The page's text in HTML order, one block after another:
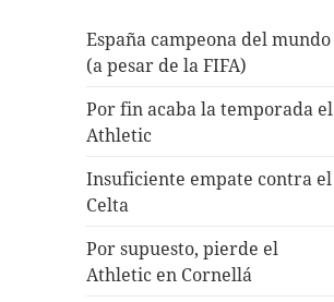
España campeona del mundo
(a pesar de la FIFA)
Por fin acaba la temporada el
Athletic
Insuficiente empate contra el
Celta
Por supuesto, pierde el
Athletic en Cornellá